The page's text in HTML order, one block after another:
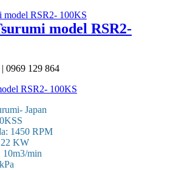
model RSR2-
0969 129 864
RSR2- 100KS
Japan
1450 RPM
22 KW
min